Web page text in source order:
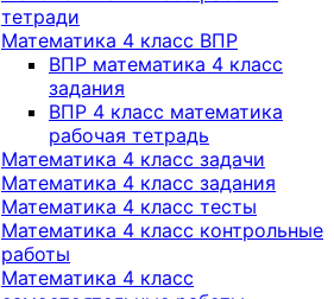
тетради
Математика 4 класс ВПР
ВПР математика 4 класс
задания
ВПР 4 класс математика
рабочая тетрадь
Математика 4 класс задачи
Математика 4 класс задания
Математика 4 класс тесты
Математика 4 класс контрольные
работы
Математика 4 класс